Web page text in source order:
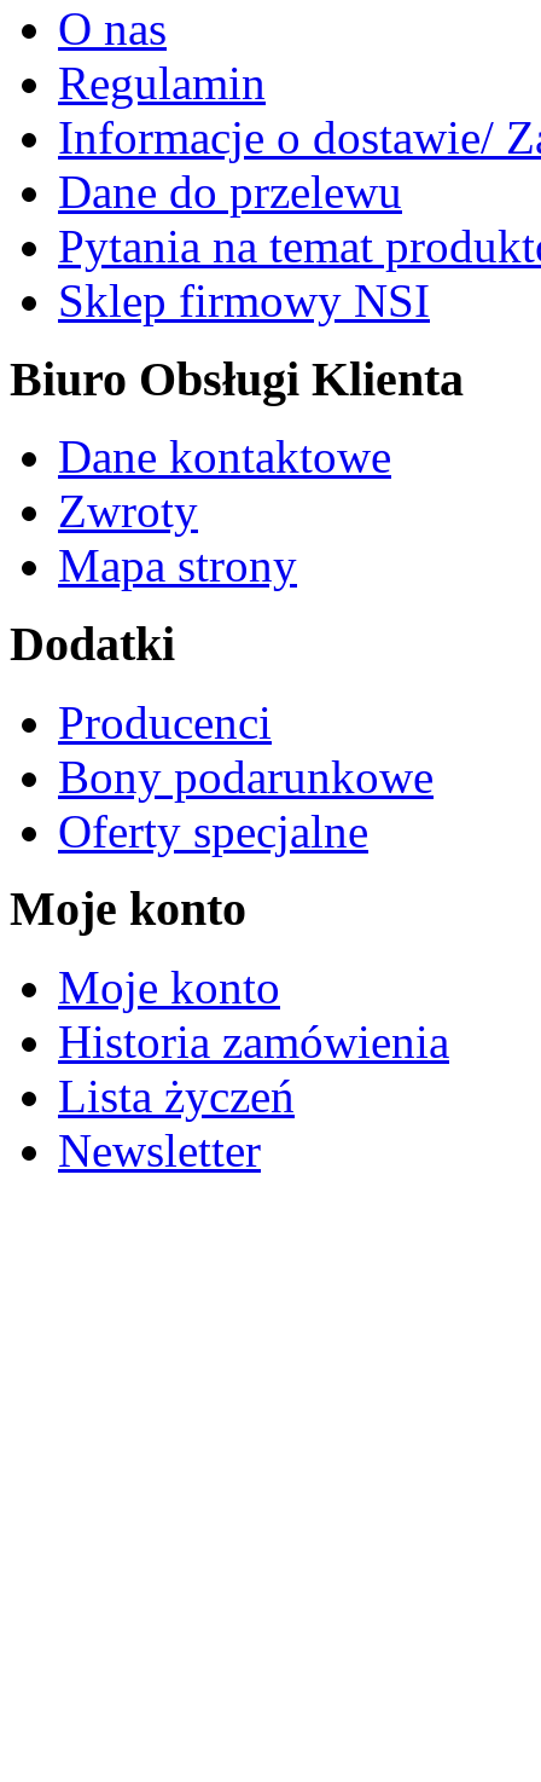
O nas
Regulamin
Informacje o dostawie/
Dane do przelewu
Pytania na temat
Sklep firmowy NSI
Biuro Obsługi Klienta
Dane kontaktowe
Zwroty
Mapa strony
Dodatki
Producenci
Bony podarunkowe
Oferty specjalne
Moje konto
Moje konto
Historia zamówienia
Lista życzeń
Newsletter